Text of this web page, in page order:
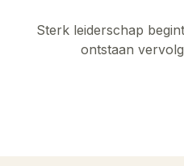
Sterk leiderschap
ontstaan